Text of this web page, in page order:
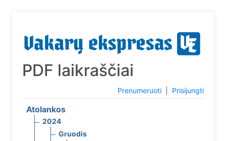
PDF laikraščiai
Prenumeruoti Prisijungti
Atolankos
2024
Gruodis